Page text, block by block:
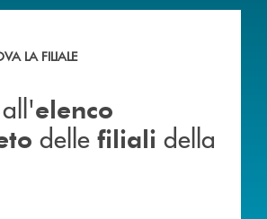
completo delle filiali della Banca.
LA FILIALE
elenco
delle filiali della